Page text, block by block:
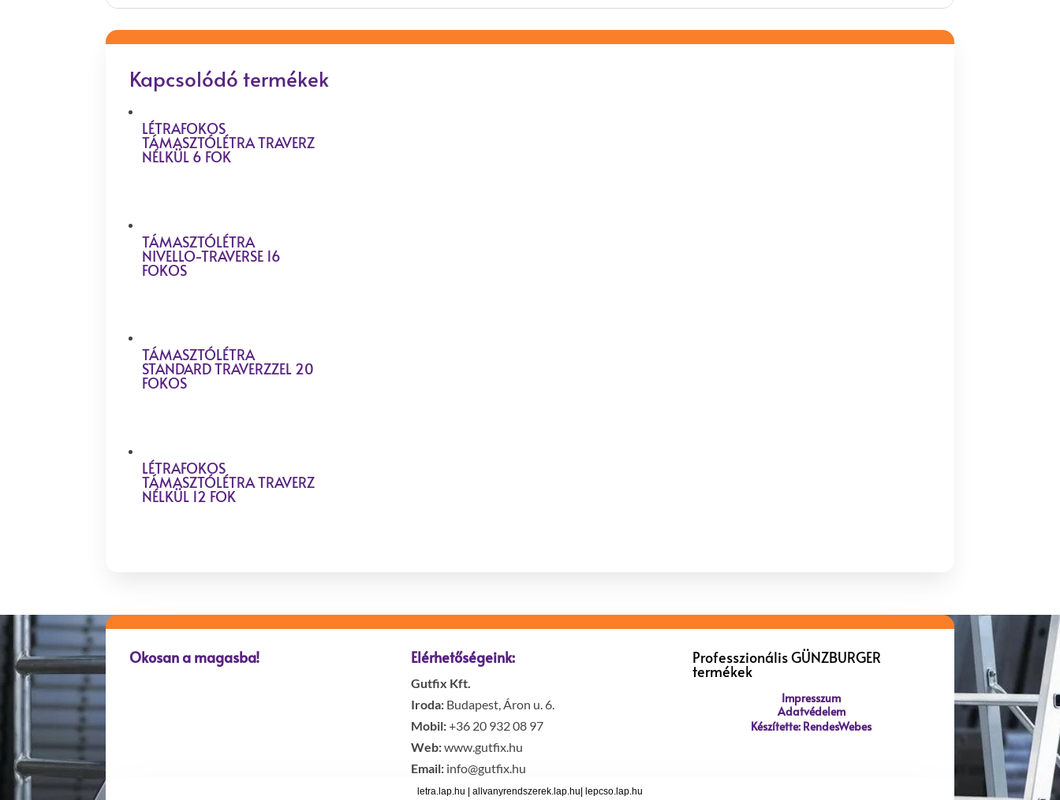
Kapcsolódó termékek
LÉTRAFOKOS
TÁMASZTÓLÉTRA TRAVERZ
NÉLKÜL 6 FOK
TÁMASZTÓLÉTRA
NIVELLO-TRAVERSE 16
FOKOS
TÁMASZTÓLÉTRA
STANDARD TRAVERZZEL 20
FOKOS
LÉTRAFOKOS
TÁMASZTÓLÉTRA TRAVERZ
NÉLKÜL 12 FOK
Okosan a magasba! Elérhetőségeink:
Gutfix Kft.
Iroda: Budapest, Áron u. 6.
Mobil:+36 20 932 08 97
Web:www.gutfix.hu
Email: info@gutfix.hu
Professzionális GÜNZBURGER
termékek
Impresszum
Adatvédelem
Készítette: RendesWebes
letra.lap.hu | allvanyrendszerek.lap.hu| lepcso.lap.hu